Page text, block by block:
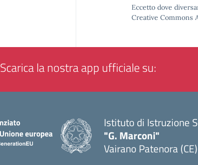
Eccetto dove
Creative Commons
Scarica la nostra app ufficiale su:
Istituto di Istruzione
"G. Marconi"
Vairano Patenora (CE)